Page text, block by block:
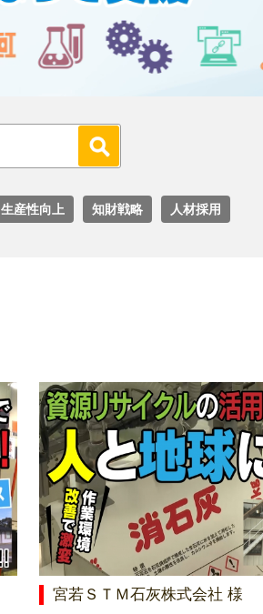
生産性向上 知財戦略 人材採用
宮若ＳＴＭ石灰株式会社 様